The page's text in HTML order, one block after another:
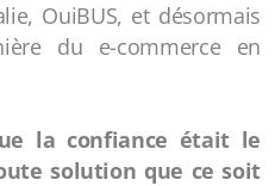
OuiBUS, et désormais
du e-commerce en
la confiance était le
solution que ce soit